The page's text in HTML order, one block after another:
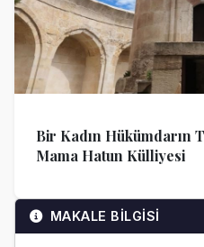
Bir Kadın Hükümdarın
Mama Hatun Külliyesi
MAKALE BİLGİSİ